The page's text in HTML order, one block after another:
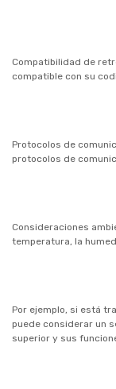
Compatibilidad de
compatible con su
Protocolos de
protocolos de
Consideraciones
temperatura, la
Por ejemplo, si está
puede considerar un
superior y sus